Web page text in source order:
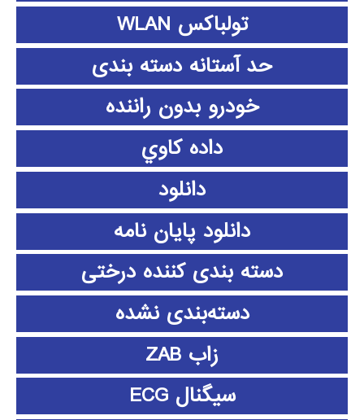
تولباکس WLAN
حد آستانه دسته بندی
خودرو بدون راننده
داده كاوي
دانلود
دانلود پايان نامه
دسته بندی کننده درختی
دسته‌بندی نشده
زاب ZAB
سیگنال ECG